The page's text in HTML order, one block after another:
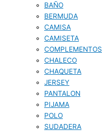
BAÑO
BERMUDA
CAMISA
CAMISETA
COMPLEMENTOS
CHALECO
CHAQUETA
JERSEY
PANTALON
PIJAMA
POLO
SUDADERA